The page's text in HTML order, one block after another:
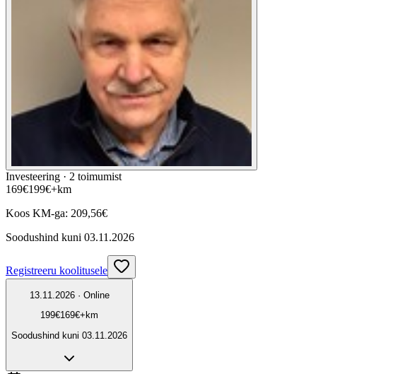
Investeering · 2 toimumist
169€199€+km
Koos KM-ga: 209,56€
Soodushind kuni 03.11.2026
Registreeru koolitusele
13.11.2026 · Online
199€169€+km
Soodushind kuni 03.11.2026